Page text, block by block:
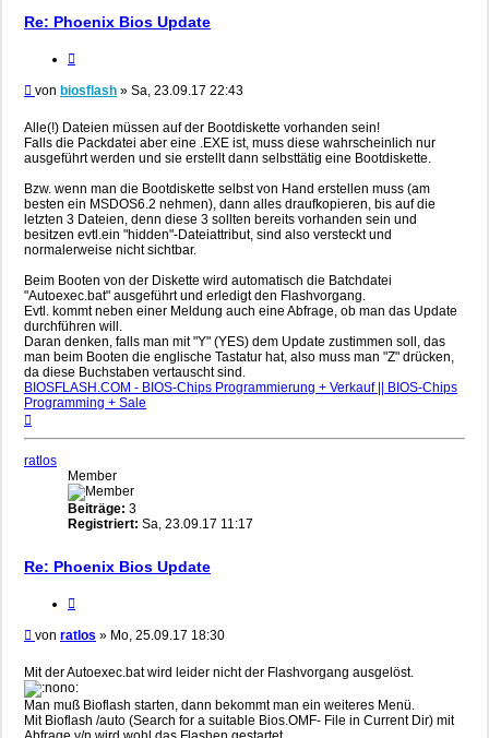
Re: Phoenix Bios Update
Beitrag
von biosflash » Sa, 23.09.17 22:43
Alle(!) Dateien müssen auf der Bootdiskette vorhanden sein!
Falls die Packdatei aber eine .EXE ist, muss diese wahrscheinlich nur
ausgeführt werden und sie erstellt dann selbsttätig eine Bootdiskette.
Bzw. wenn man die Bootdiskette selbst von Hand erstellen muss (am
besten ein MSDOS6.2 nehmen), dann alles draufkopieren, bis auf die
letzten 3 Dateien, denn diese 3 sollten bereits vorhanden sein und
besitzen evtl.ein "hidden"-Dateiattribut, sind also versteckt und
normalerweise nicht sichtbar.
Beim Booten von der Diskette wird automatisch die Batchdatei
"Autoexec.bat" ausgeführt und erledigt den Flashvorgang.
Evtl. kommt neben einer Meldung auch eine Abfrage, ob man das Update
durchführen will.
Daran denken, falls man mit "Y" (YES) dem Update zustimmen soll, das
man beim Booten die englische Tastatur hat, also muss man "Z" drücken,
da diese Buchstaben vertauscht sind.
BIOSFLASH.COM - BIOS-Chips Programmierung + Verkauf || BIOS-Chips
Programming + Sale
ratlos
Member
Beiträge: 3
Registriert: Sa, 23.09.17 11:17
Re: Phoenix Bios Update
Beitrag
von ratlos » Mo, 25.09.17 18:30
Mit der Autoexec.bat wird leider nicht der Flashvorgang ausgelöst.
Man muß Bioflash starten, dann bekommt man ein weiteres Menü.
Mit Bioflash /auto (Search for a suitable Bios.OMF- File in Current Dir) mit